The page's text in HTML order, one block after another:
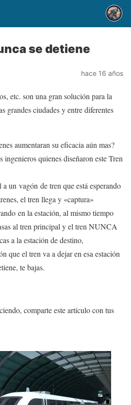
se detiene
hace 16 años
etc. son una gran solución para la
grandes ciudades y entre diferentes
aumentaran su eficacia aún mas?
ingenieros quienes diseñaron este Tren
un vagón de tren que está esperando
el tren llega y «captura»
en la estación, al mismo tiempo
al tren principal y el tren NUNCA
a la estación de destino,
que el tren va a dejar en esa estación
te bajas.
comparte este artículo con tus